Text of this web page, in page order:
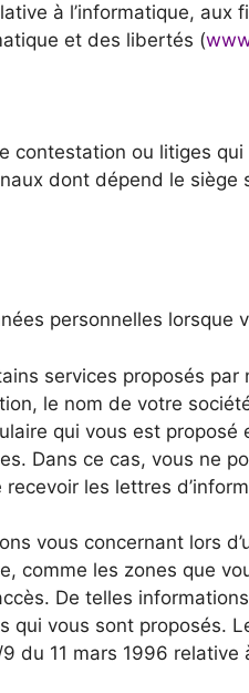
à l’informatique, aux
et des libertés (
ou litiges
dont dépend le siège
personnelles lorsque
services proposés
le nom de votre
qui vous est proposé
Dans ce cas, vous ne
les lettres
vous concernant lors
comme les zones que
De telles
vous sont proposés.
du 11 mars 1996